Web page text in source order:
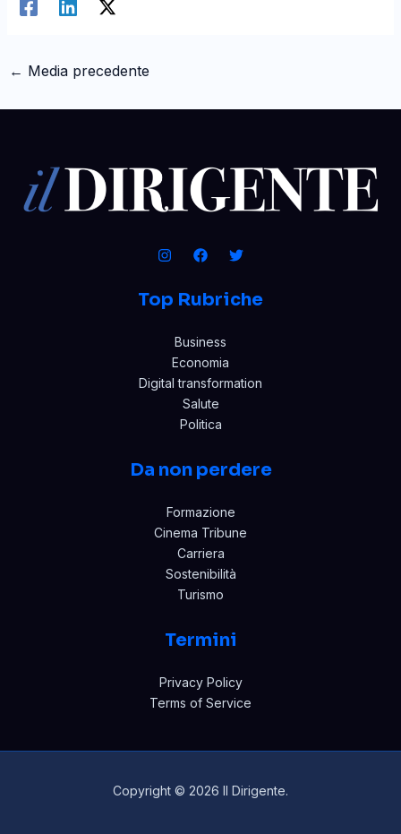
← Media precedente
Top Rubriche
Business
Economia
Digital transformation
Salute
Politica
Da non perdere
Formazione
Cinema Tribune
Carriera
Sostenibilità
Turismo
Termini
Privacy Policy
Terms of Service
Copyright © 2026 Il Dirigente.